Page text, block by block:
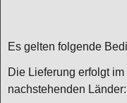
Es gelten folgende
Die Lieferung erfolgt
nachstehenden